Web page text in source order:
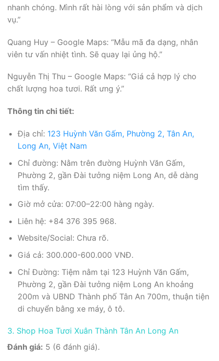
nhanh chóng. Mình rất hài lòng với sản phẩm và dịch
vụ.”
Quang Huy – Google Maps: “Mẫu mã đa dạng, nhân
viên tư vấn nhiệt tình. Sẽ quay lại ủng hộ.”
Nguyễn Thị Thu – Google Maps: “Giá cả hợp lý cho
chất lượng hoa tươi. Rất ưng ý.”
Thông tin chi tiết:
Địa chỉ: 123 Huỳnh Văn Gấm, Phường 2, Tân An,
Long An, Việt Nam
Chỉ đường: Nằm trên đường Huỳnh Văn Gấm,
Phường 2, gần Đài tưởng niệm Long An, dễ dàng
tìm thấy.
Giờ mở cửa: 07:00–22:00 hàng ngày.
Liên hệ: +84 376 395 968.
Website/Social: Chưa rõ.
Giá cả: 300.000-600.000 VNĐ.
Chỉ Đường: Tiệm nằm tại 123 Huỳnh Văn Gấm,
Phường 2, gần Đài tưởng niệm Long An khoảng
200m và UBND Thành phố Tân An 700m, thuận tiện
di chuyển bằng xe máy, ô tô.
3. Shop Hoa Tươi Xuân Thành Tân An Long An
Đánh giá: 5 (6 đánh giá).